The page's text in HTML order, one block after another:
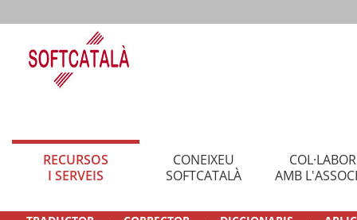
RECURSOS
I SERVEIS
CONEIXEU
SOFTCATALÀ
AMB